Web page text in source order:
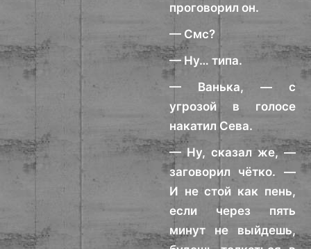
проговорил он.
— Смс?
— Ну… типа.
— Ванька, — с
угрозой в голосе
накатил Сева.
— Ну, сказал же, —
заговорил чётко. —
И не стой как пень,
если через пять
минут не выйдешь,